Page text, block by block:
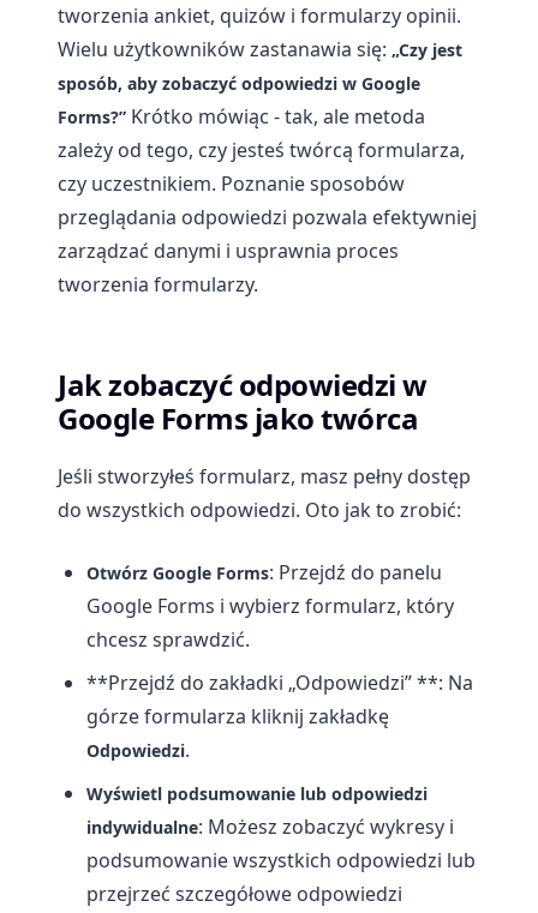
tworzenia ankiet, quizów i formularzy opinii.
Wielu użytkowników zastanawia się: „Czy jest
sposób, aby zobaczyć odpowiedzi w Google
Forms?” Krótko mówiąc - tak, ale metoda
zależy od tego, czy jesteś twórcą formularza,
czy uczestnikiem. Poznanie sposobów
przeglądania odpowiedzi pozwala efektywniej
zarządzać danymi i usprawnia proces
tworzenia formularzy.
Jak zobaczyć odpowiedzi w
Google Forms jako twórca
Jeśli stworzyłeś formularz, masz pełny dostęp
do wszystkich odpowiedzi. Oto jak to zrobić:
Otwórz Google Forms: Przejdź do panelu
Google Forms i wybierz formularz, który
chcesz sprawdzić.
**Przejdź do zakładki „Odpowiedzi” **: Na
górze formularza kliknij zakładkę
Odpowiedzi.
Wyświetl podsumowanie lub odpowiedzi
indywidualne: Możesz zobaczyć wykresy i
podsumowanie wszystkich odpowiedzi lub
przejrzeć szczegółowe odpowiedzi